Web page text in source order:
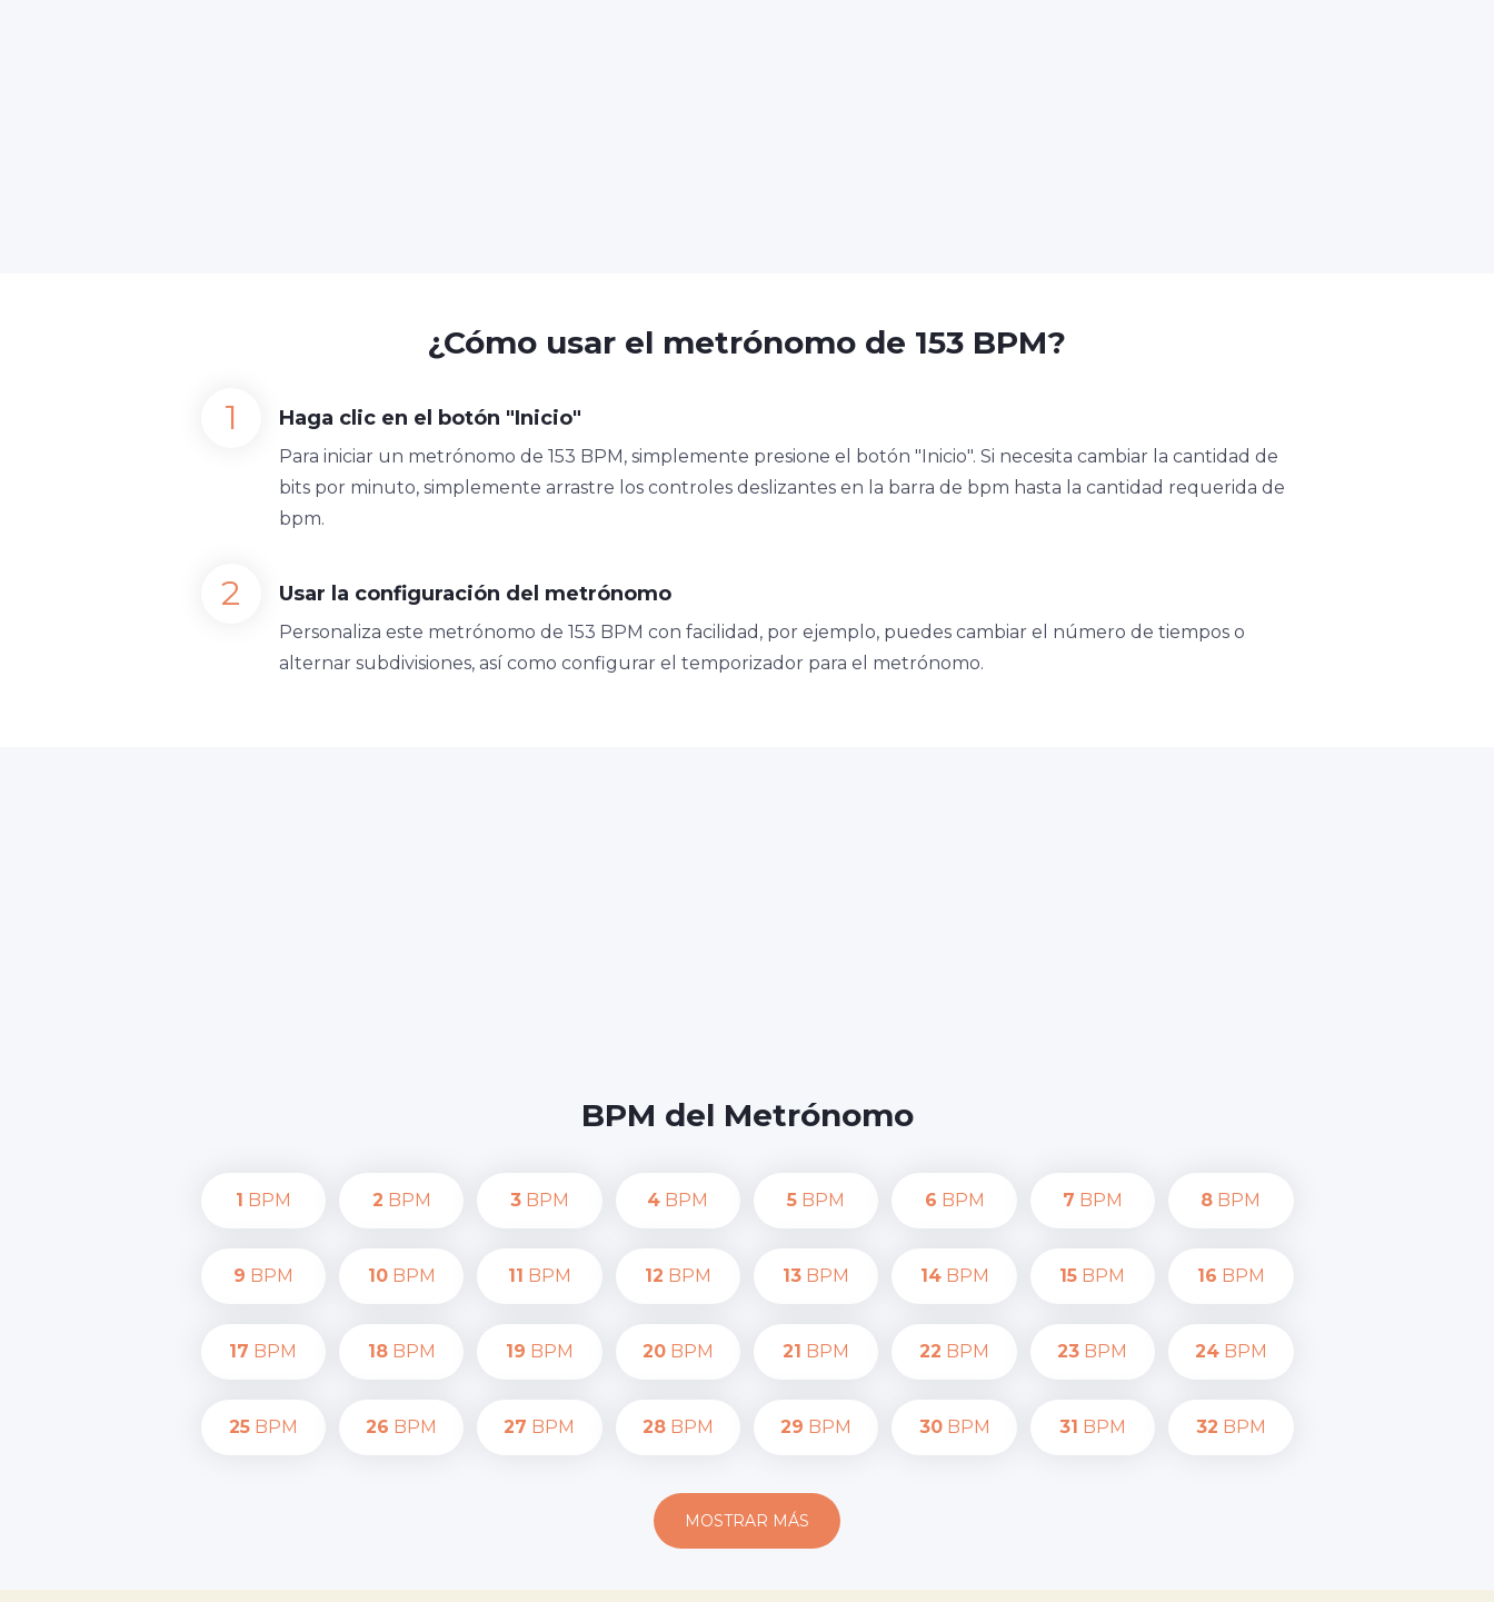
¿Cómo usar el metrónomo de 153 BPM?
Haga clic en el botón "Inicio"
Para iniciar un metrónomo de 153 BPM, simplemente presione el botón "Inicio". Si necesita cambiar la cantidad de
bits por minuto, simplemente arrastre los controles deslizantes en la barra de bpm hasta la cantidad requerida de
bpm.
Usar la configuración del metrónomo
Personaliza este metrónomo de 153 BPM con facilidad, por ejemplo, puedes cambiar el número de tiempos o
alternar subdivisiones, así como configurar el temporizador para el metrónomo.
BPM del Metrónomo
1 BPM 2 BPM 3BPM 4 BPM 5 BPM 6 BPM 7 BPM 8 BPM
9 BPM 10BPM 11 BPM 12 BPM 13 BPM 14BPM 15 BPM 16 BPM
17 BPM 18BPM 19 BPM 20BPM 21 BPM 22 BPM 23 BPM 24BPM
25BPM 26 BPM 27 BPM 28BPM 29 BPM 30BPM 31 BPM 32 BPM
MOSTRAR MÁS